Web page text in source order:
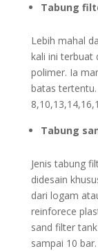
Tabung
Lebih mahal
kali ini terbuat
polimer. Ia
batas
Tabung
Jenis tabung
didesain
dari logam
reinforece
sand filter
sampai 10 bar.